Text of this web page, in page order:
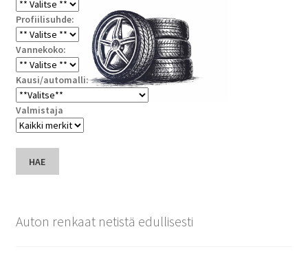
Profiilisuhde:
Vannekoko:
Kausi/automalli:
Valmistaja
HAE
Auton renkaat netistä edullisesti